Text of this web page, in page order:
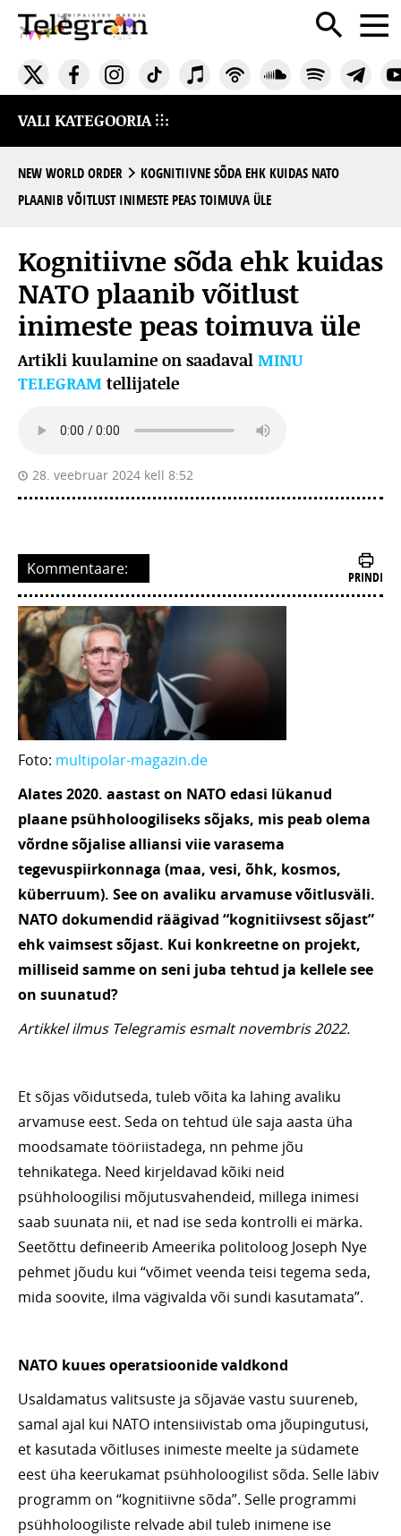
VALI KATEGOORIA
NEW WORLD ORDER
KOGNITIIVNE SÕDA EHK KUIDAS NATO
PLAANIB VÕITLUST INIMESTE PEAS TOIMUVA ÜLE
Kognitiivne sõda ehk kuidas
NATO plaanib võitlust
inimeste peas toimuva üle
Artikli kuulamine on saadaval MINU
TELEGRAM tellijatele
28. veebruar 2024 kell 8:52
Kommentaare: PRINDI
Foto: multipolar-magazin.de
Alates 2020. aastast on NATO edasi lükanud
plaane psühholoogiliseks sõjaks, mis peab olema
võrdne sõjalise alliansi viie varasema
tegevuspiirkonnaga (maa, vesi, õhk, kosmos,
küberruum). See on avaliku arvamuse võitlusväli.
NATO dokumendid räägivad “kognitiivsest sõjast”
ehk vaimsest sõjast. Kui konkreetne on projekt,
milliseid samme on seni juba tehtud ja kellele see
on suunatud?
Artikkel ilmus Telegramis esmalt novembris 2022.
Et sõjas võidutseda, tuleb võita ka lahing avaliku
arvamuse eest. Seda on tehtud üle saja aasta üha
moodsamate tööriistadega, nn pehme jõu
tehnikatega. Need kirjeldavad kõiki neid
psühholoogilisi mõjutusvahendeid, millega inimesi
saab suunata nii, et nad ise seda kontrolli ei märka.
Seetõttu defineerib Ameerika politoloog Joseph Nye
pehmet jõudu kui “võimet veenda teisi tegema seda,
mida soovite, ilma vägivalda või sundi kasutamata”.
NATO kuues operatsioonide valdkond
Usaldamatus valitsuste ja sõjaväe vastu suureneb,
samal ajal kui NATO intensiivistab oma jõupingutusi,
et kasutada võitluses inimeste meelte ja südamete
eest üha keerukamat psühholoogilist sõda. Selle läbiv
programm on “kognitiivne sõda”. Selle programmi
psühholoogiliste relvade abil tuleb inimene ise